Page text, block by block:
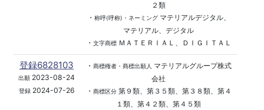
２類
・ 称呼(呼称)・ネーミングマテリアルデジタル、
マテリアル、デジタル
・ 文字商標ＭＡＴＥＲＩＡＬ、ＤＩＧＩＴＡＬ
登録6828103
出願 2023-08-24
登録2024-07-26
・ 商標権者・商標出願人
マテリアルグループ株式
会社
・ 商標区分第９類、第３５類、第３８類、第４
１類、第４２類、第４５類